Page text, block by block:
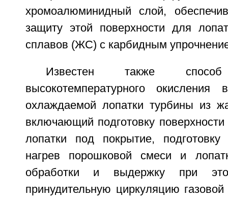
хромоалюминидный слой,
защиту этой поверхности для
сплавов (ЖС) с карбидным
Известен также
высокотемпературного окисления
охлаждаемой лопатки турбины из
включающий подготовку
лопатки под покрытие,
нагрев порошковой смеси и
обработки и выдержку при
принудительную циркуляцию